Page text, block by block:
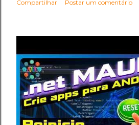
Compartilhar Postar um comentário